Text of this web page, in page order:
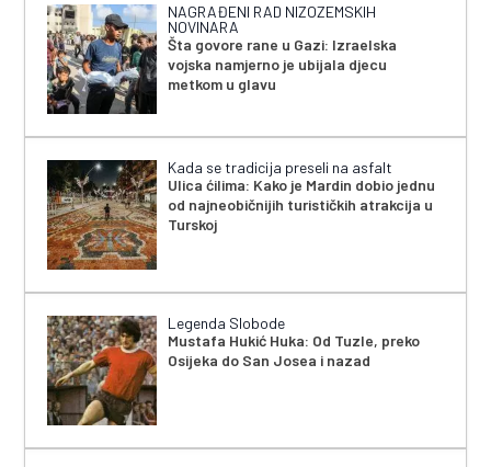
NAGRAĐENI RAD NIZOZEMSKIH
NOVINARA
Šta govore rane u Gazi: Izraelska
vojska namjerno je ubijala djecu
metkom u glavu
Kada se tradicija preseli na asfalt
Ulica ćilima: Kako je Mardin dobio jednu
od najneobičnijih turističkih atrakcija u
Turskoj
Legenda Slobode
Mustafa Hukić Huka: Od Tuzle, preko
Osijeka do San Josea i nazad